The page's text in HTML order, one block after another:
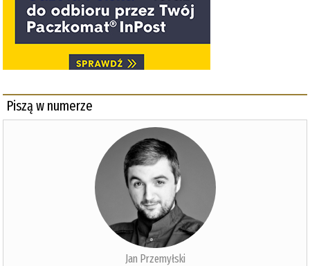
Piszą w numerze
Jan Przemyłski